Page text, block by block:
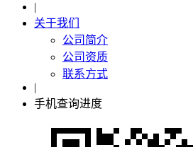
|
关于我们
公司简介
公司资质
联系方式
|
手机查询进度